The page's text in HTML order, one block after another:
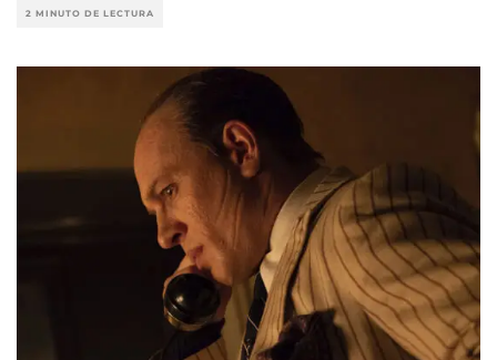
2 MINUTO DE LECTURA